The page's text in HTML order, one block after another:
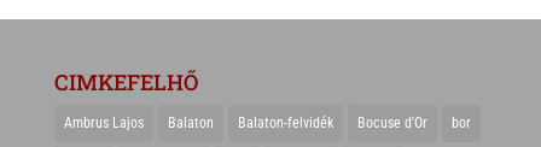
CIMKEFELHŐ
Ambrus Lajos Balaton Balaton-felvidék Bocuse d'Or bor